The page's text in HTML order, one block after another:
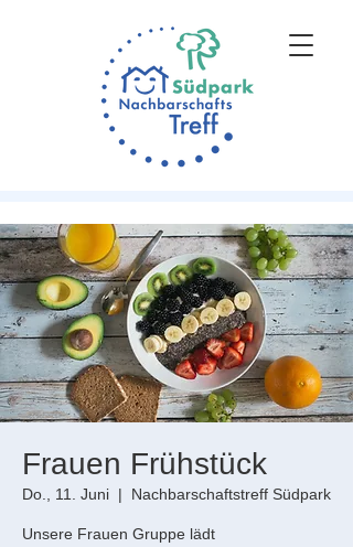
Frauen Frühstück
Do., 11. Juni
  |
Nachbarschaftstreff Südpark
Unsere Frauen Gruppe lädt